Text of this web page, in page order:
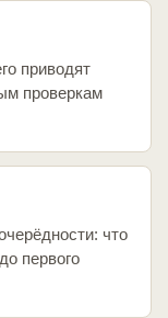
приводят
проверкам
что
первого